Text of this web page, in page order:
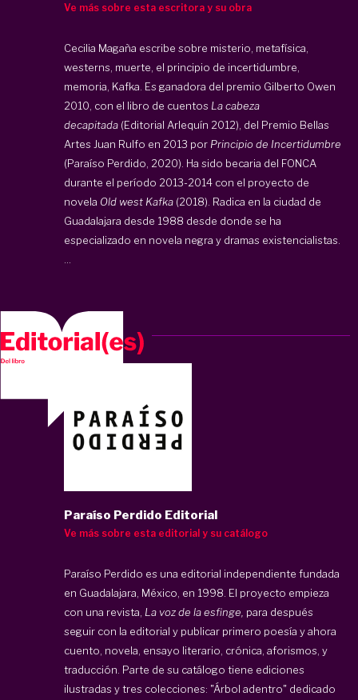
Ve más sobre esta escritora y su obra
Cecilia Magaña escribe sobre misterio, metafísica,
westerns, muerte, el principio de incertidumbre,
memoria, Kafka. Es ganadora del premio Gilberto Owen
2010, con el libro de cuentos La cabeza
decapitada (Editorial Arlequín 2012), del Premio Bellas
Artes Juan Rulfo en 2013 por Principio de Incertidumbre
(Paraíso Perdido, 2020). Ha sido becaria del FONCA
durante el período 2013-2014 con el proyecto de
novela Old west Kafka (2018). Radica en la ciudad de
Guadalajara desde 1988 desde donde se ha
especializado en novela negra y dramas existencialistas.
Paraíso Perdido Editorial
Ve más sobre esta editorial y su catálogo
Paraíso Perdido es una editorial independiente fundada
en Guadalajara, México, en 1998. El proyecto empieza
con una revista, La voz de la esfinge, para después
seguir con la editorial y publicar primero poesía y ahora
cuento, novela, ensayo literario, crónica, aforismos, y
traducción. Parte de su catálogo tiene ediciones
ilustradas y tres colecciones: "Árbol adentro" dedicado